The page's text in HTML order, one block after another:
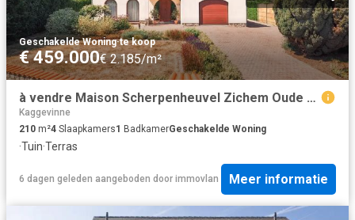
Geschakelde Woning·te koop
€ 459.000€ 2.185/m²
à vendre Maison Scherpenheuvel Zichem Oude Tiensebaan
Kaggevinne
210 m²4 Slaapkamers1 BadkamerGeschakelde Woning
·Tuin·Terras
6 dagen geleden aangeboden door immovlan Meer informatie